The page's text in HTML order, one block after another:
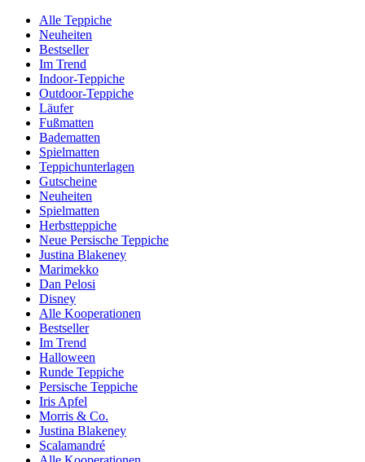
Alle Teppiche
Neuheiten
Bestseller
Im Trend
Indoor-Teppiche
Outdoor-Teppiche
Läufer
Fußmatten
Badematten
Spielmatten
Teppichunterlagen
Gutscheine
Neuheiten
Spielmatten
Herbstteppiche
Neue Persische Teppiche
Justina Blakeney
Marimekko
Dan Pelosi
Disney
Alle Kooperationen
Bestseller
Im Trend
Halloween
Runde Teppiche
Persische Teppiche
Iris Apfel
Morris & Co.
Justina Blakeney
Scalamandré